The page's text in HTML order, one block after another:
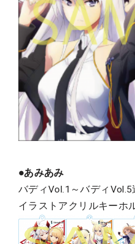
●あみあみ
バディVol.1～バディ
イラストアクリルキーホ